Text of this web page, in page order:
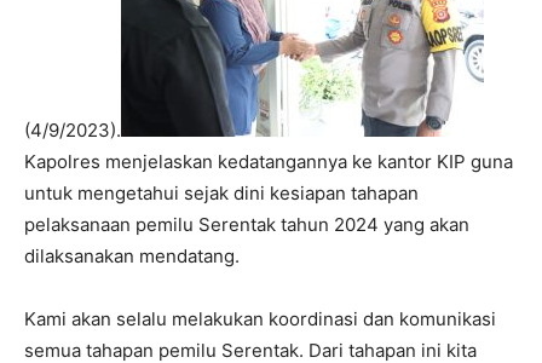
(4/9/2023).
Kapolres menjelaskan kedatangannya ke kantor KIP guna
untuk mengetahui sejak dini kesiapan tahapan
pelaksanaan pemilu Serentak tahun 2024 yang akan
dilaksanakan mendatang.
Kami akan selalu melakukan koordinasi dan komunikasi
semua tahapan pemilu Serentak. Dari tahapan ini kita